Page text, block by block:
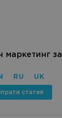
маркетинг
RU UK
статия